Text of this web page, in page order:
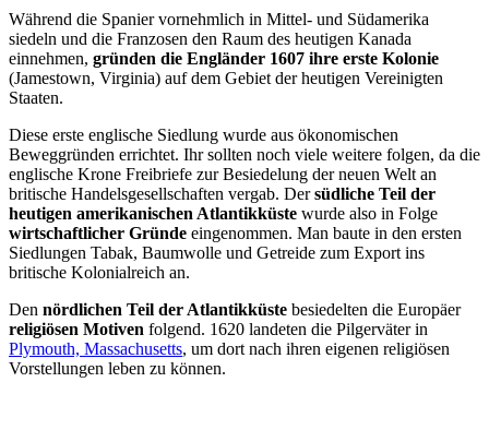
Während die Spanier vornehmlich in Mittel- und Südamerika
siedeln und die Franzosen den Raum des heutigen Kanada
einnehmen, gründen die Engländer 1607 ihre erste Kolonie
(Jamestown, Virginia) auf dem Gebiet der heutigen Vereinigten
Staaten.
Diese erste englische Siedlung wurde aus ökonomischen
Beweggründen errichtet. Ihr sollten noch viele weitere folgen, da die
englische Krone Freibriefe zur Besiedelung der neuen Welt an
britische Handelsgesellschaften vergab. Dersüdliche Teil der
heutigen amerikanischen Atlantikküste wurde also in Folge
wirtschaftlicher Gründe eingenommen. Man baute in den ersten
Siedlungen Tabak, Baumwolle und Getreide zum Export ins
britische Kolonialreich an.
Den nördlichen Teil der Atlantikküste besiedelten die Europäer
religiösen Motiven folgend. 1620 landeten die Pilgerväter in
Plymouth, Massachusetts, um dort nach ihren eigenen religiösen
Vorstellungen leben zu können.